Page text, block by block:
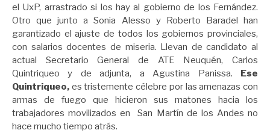
el UxP, arrastrado si los hay al gobierno de los Fernández.
Otro que junto a Sonia Alesso y Roberto Baradel han
garantizado el ajuste de todos los gobiernos provinciales,
con salarios docentes de miseria. Llevan de candidato al
actual Secretario General de ATE Neuquén, Carlos
Quintriqueo y de adjunta, a Agustina Panissa. Ese
Quintriqueo, es tristemente célebre por las amenazas con
armas de fuego que hicieron sus matones hacia los
trabajadores movilizados en San Martín de los Andes no
hace mucho tiempo atrás.